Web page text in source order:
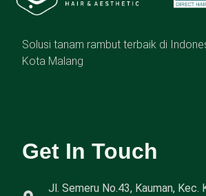
Solusi tanam rambut terbaik di
Kota Malang
Get In Touch
Jl. Semeru No.43, Kauman, Kec.